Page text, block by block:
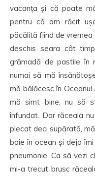
vacanța și că poate
pentru că am răcit
păcălită fiind de
deschis seara cât
grămadă de pastile în
numai să mă
mă bălăcesc în
mă simt bine, nu să
înfundat. Dar răceala
plecat deci supărată,
baie în ocean și deja
pneumonie. Ca să vezi
mi-a trecut brusc